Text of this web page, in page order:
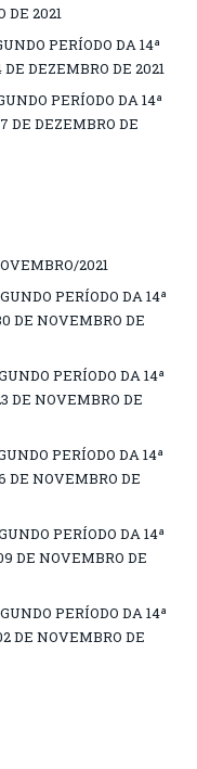
DE 2021
PERÍODO DA 14ª
DEZEMBRO DE 2021
PERÍODO DA 14ª
DE DEZEMBRO DE
2021
PERÍODO DA 14ª
DE NOVEMBRO DE
PERÍODO DA 14ª
DE NOVEMBRO DE
PERÍODO DA 14ª
DE NOVEMBRO DE
PERÍODO DA 14ª
DE NOVEMBRO DE
PERÍODO DA 14ª
DE NOVEMBRO DE